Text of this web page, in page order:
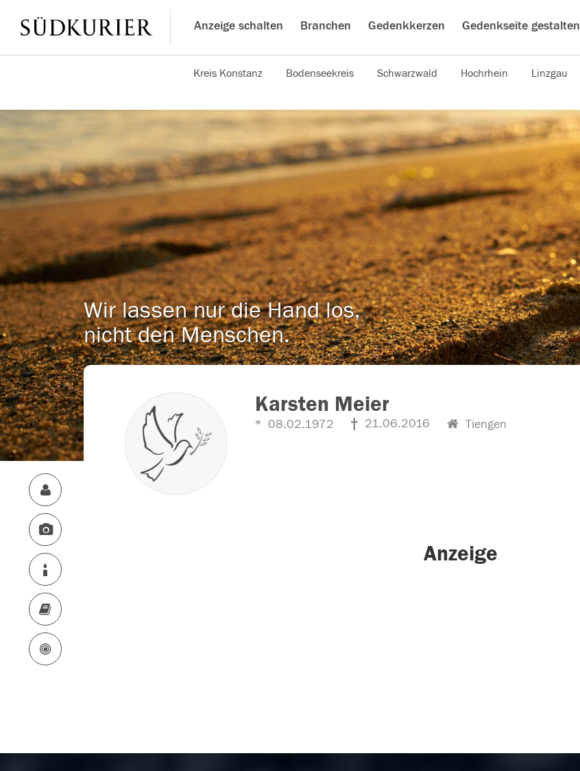
Anzeige schalten Branchen Gedenkkerzen Gedenkseite gestalten
Kreis Konstanz Bodenseekreis Schwarzwald Hochrhein Linzgau
Wir lassen nur die Hand los,
nicht den Menschen.
Karsten Meier
08.02.1972 21.06.2016 Tiengen
Anzeige